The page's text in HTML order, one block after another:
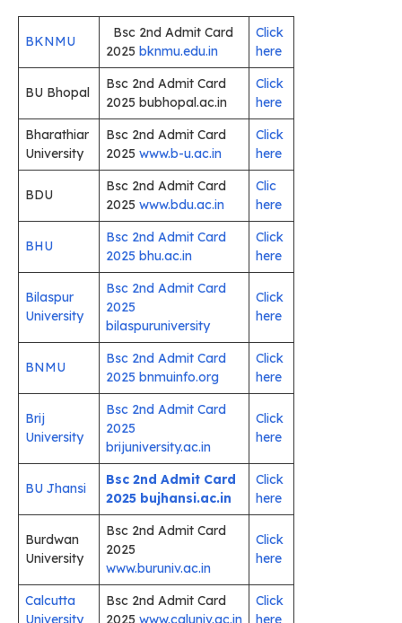
BKNMU
Bsc 2nd Admit Card
2025 bknmu.edu.in
Click
here
BU Bhopal
Bsc 2nd Admit Card
2025 bubhopal.ac.in
Click
here
Bharathiar
University
Bsc 2nd Admit Card
2025 www.b-u.ac.in
Click
here
BDU
Bsc 2nd Admit Card
2025 www.bdu.ac.in
Clic
here
BHU
Bsc 2nd Admit Card
2025 bhu.ac.in
Click
here
Bilaspur
University
Bsc 2nd Admit Card
2025
bilaspuruniversity
Click
here
BNMU
Bsc 2nd Admit Card
2025 bnmuinfo.org
Click
here
Brij
University
Bsc 2nd Admit Card
2025
brijuniversity.ac.in
Click
here
BU Jhansi
Bsc 2nd Admit Card
2025 bujhansi.ac.in
Click
here
Burdwan
University
Bsc 2nd Admit Card
2025
www.buruniv.ac.in
Click
here
Calcutta
University
Bsc 2nd Admit Card
2025 www.caluniv.ac.in
Click
here